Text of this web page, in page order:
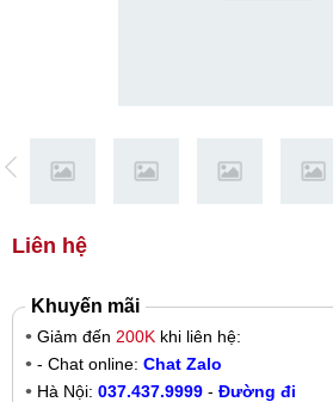
Liên hệ
Khuyến mãi
Giảm đến 200K khi liên hệ:
- Chat online: Chat Zalo
Hà Nội: 037.437.9999 - Đường đi